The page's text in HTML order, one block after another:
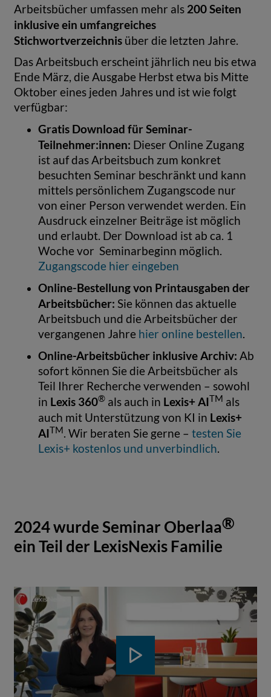
Arbeitsbücher umfassen mehr als 200 Seiten
inklusive ein umfangreiches
Stichwortverzeichnis über die letzten Jahre.
Das Arbeitsbuch erscheint jährlich neu bis etwa
Ende März, die Ausgabe Herbst etwa bis Mitte
Oktober eines jeden Jahres und ist wie folgt
verfügbar:
Gratis Download für Seminar-
Teilnehmer:innen: Dieser Online Zugang
ist auf das Arbeitsbuch zum konkret
besuchten Seminar beschränkt und kann
mittels persönlichem Zugangscode nur
von einer Person verwendet werden. Ein
Ausdruck einzelner Beiträge ist möglich
und erlaubt. Der Download ist ab ca. 1
Woche vor Seminarbeginn möglich.
Zugangscode hier eingeben
Online-Bestellung von Printausgaben der
Arbeitsbücher: Sie können das aktuelle
Arbeitsbuch und die Arbeitsbücher der
vergangenen Jahre hier online bestellen.
Online-Arbeitsbücher inklusive Archiv: Ab
sofort können Sie die Arbeitsbücher als
Teil Ihrer Recherche verwenden – sowohl
in Lexis 360® als auch in Lexis+ AITM als
auch mit Unterstützung von KI in Lexis+
AITM. Wir beraten Sie gerne –testen Sie
Lexis+ kostenlos und unverbindlich.
2024 wurde Seminar Oberlaa®
ein Teil der LexisNexis Familie
ABSPIELEN